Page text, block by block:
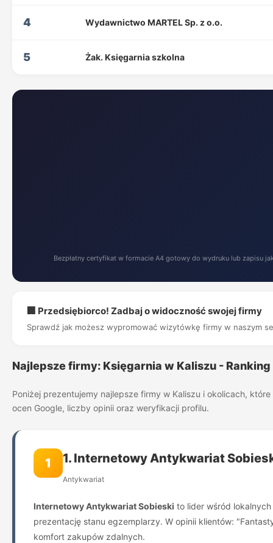
4 Wydawnictwo MARTEL Sp. z o.o.
5 Żak. Księgarnia szkolna
Bezpłatny certyfikat w formacie A4 gotowy do wydruku lub zapisu
🏢 Przedsiębiorco! Zadbaj o widoczność swojej firmy
Sprawdź jak możesz wypromować wizytówkę firmy w naszym
Najlepsze firmy: Księgarnia w Kaliszu - Ranking
Poniżej prezentujemy najlepsze firmy w Kaliszu i okolicach,
ocen Google, liczby opinii oraz weryfikacji profilu.
1 1. Internetowy Antykwariat
Antykwariat
Internetowy Antykwariat Sobieski to lider wśród
prezentację stanu egzemplarzy. W opinii klientów:
komfort zakupów zdalnych.